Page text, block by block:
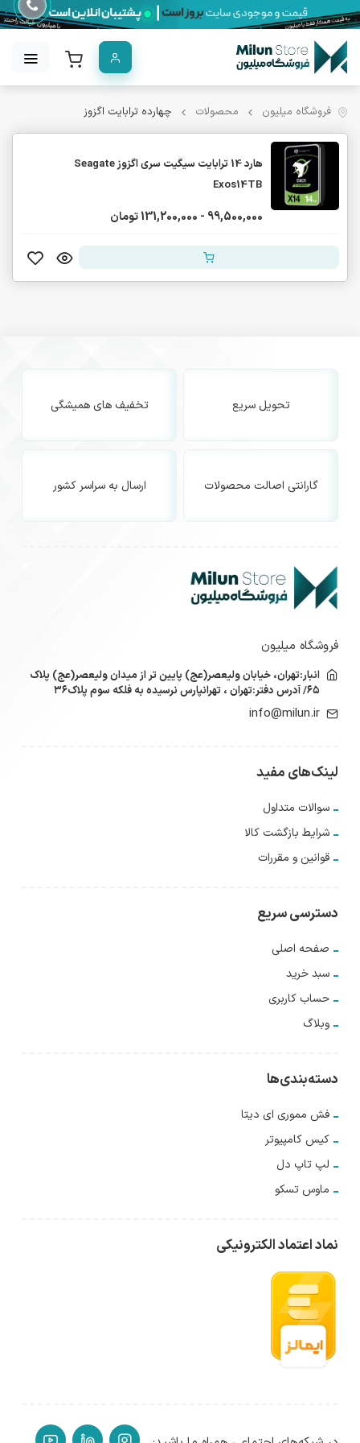
فروشگاه میلیون محصولات چهارده ترابایت اگزوز
هارد 14 ترابایت سیگیت سری اگزوز Seagate
Exos14TB
99,500,000 - 131,200,000 تومان
تحویل سریع تخفیف های همیشگی
گارانتی اصالت محصولات ارسال به سراسر کشور
فروشگاه میلیون
انبار:تهران، خیابان ولیعصر(عج) پایین تر از میدان ولیعصر(عج) پلاک
۶۵/ آدرس دفتر:تهران ، تهرانپارس نرسیده به فلکه سوم پلاک۳۶
info@milun.ir
لینک‌های مفید
سوالات متداول
شرایط بازگشت کالا
قوانین و مقررات
دسترسی سریع
صفحه اصلی
سبد خرید
حساب کاربری
وبلاگ
دسته‌بندی‌ها
فش مموری ای دیتا
کیس کامپیوتر
لپ تاپ دل
ماوس تسکو
نماد اعتماد الکترونیکی